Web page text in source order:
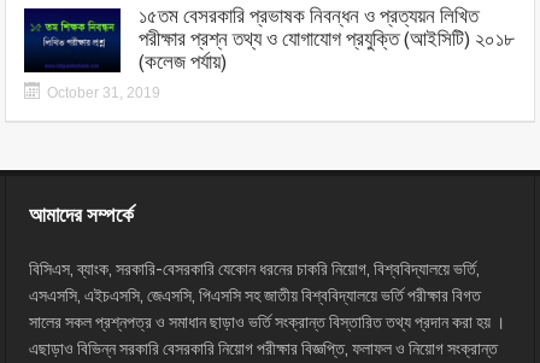
১৫তম বেসরকারি প্রভাষক নিবন্ধন ও প্রত্যয়ন লিখিত
পরীক্ষার প্রশ্ন তথ্য ও যোগাযোগ প্রযুক্তি (আইসিটি) ২০১৮
(কলেজ পর্যায়)
October 31, 2019
আমাদের সম্পর্কে
বিসিএস, ব্যাংক, সরকারি-বেসরকারি যেকোন ধরনের চাকরি নিয়োগ, বিশ্ববিদ্যালয়ে ভর্তি,
এসএসসি, এইচএসসি, জেএসসি, পিএসসি সহ জাতীয় বিশ্ববিদ্যালয়ে ভর্তি পরীক্ষার বিগত
সালের সকল প্রশ্নপত্র ও সমাধান ছাড়াও ভর্তি সংক্রান্ত বিস্তারিত তথ্য প্রদান করা হয় ।
এছাড়াও বিভিন্ন সরকারি বেসরকারি নিয়োগ পরীক্ষার বিজ্ঞপ্তি, ফলাফল ও নিয়োগ সংক্রান্ত